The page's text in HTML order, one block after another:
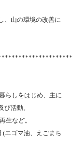
、山の環境の改善に
らしをはじめ、主に
び活動。
生など。
(エゴマ油、えごまち